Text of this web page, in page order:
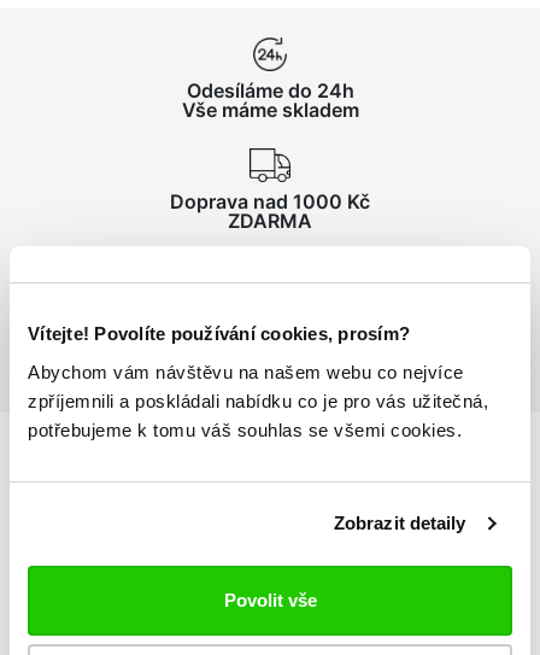
Vítejte! Povolíte používání cookies, prosím?
Abychom vám návštěvu na našem webu co nejvíce
zpříjemnili a poskládali nabídku co je pro vás užitečná,
potřebujeme k tomu váš souhlas se všemi cookies.
Zobrazit detaily
Povolit vše
Odesíláme do 24h
Vše máme skladem
Doprava nad 1000 Kč
ZDARMA
do 14 dnů ZDARMA
Kšiltovka Esemio VR46
speciální kolekce VR46 RACING TEAM
plastové zapínání vzadu